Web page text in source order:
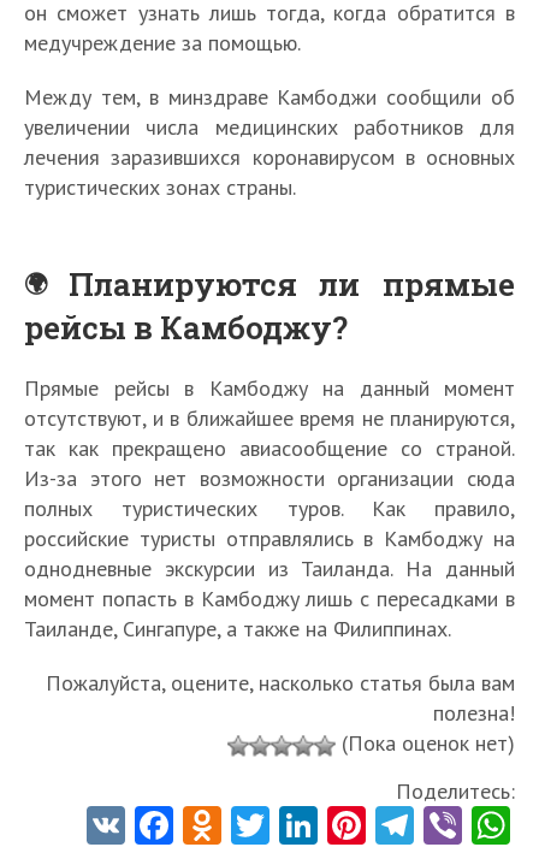
он сможет узнать лишь тогда, когда обратится в
медучреждение за помощью.
Между тем, в минздраве Камбоджи сообщили об
увеличении числа медицинских работников для
лечения заразившихся коронавирусом в основных
туристических зонах страны.
Планируются ли прямые
рейсы в Камбоджу?
Прямые рейсы в Камбоджу на данный момент
отсутствуют, и в ближайшее время не планируются,
так как прекращено авиасообщение со страной.
Из-за этого нет возможности организации сюда
полных туристических туров. Как правило,
российские туристы отправлялись в Камбоджу на
однодневные экскурсии из Таиланда. На данный
момент попасть в Камбоджу лишь с пересадками в
Таиланде, Сингапуре, а также на Филиппинах.
Пожалуйста, оцените, насколько статья была вам
полезна!
(Пока оценок нет)
Поделитесь:
V Fa O T Li Pi Te Vi